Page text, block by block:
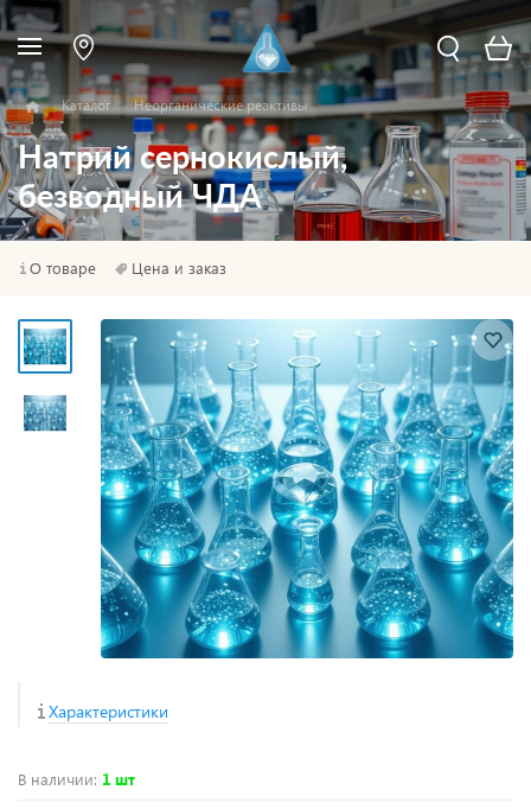
Каталог Неорганические реактивы
Натрий сернокислый,
безводный ЧДА
О товаре Цена и заказ
Характеристики
В наличии: 1 шт